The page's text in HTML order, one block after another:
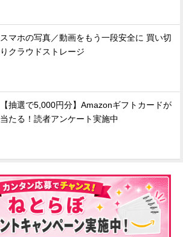
スマホの写真／動画をもう一段安全に 買い切
りクラウドストレージ
【抽選で5,000円分】Amazonギフトカードが
当たる！読者アンケート実施中